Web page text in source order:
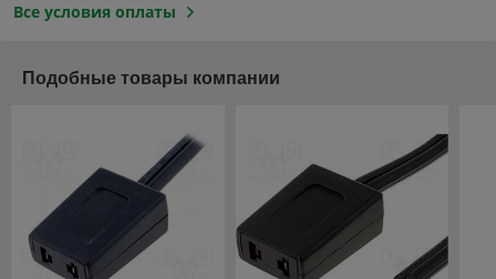
Все условия оплаты
Подобные товары компании